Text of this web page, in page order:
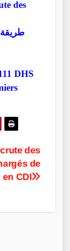
des
DHS
des
de
CDI